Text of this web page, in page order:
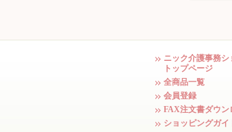
ニック介護事務シ
トップページ
全商品一覧
会員登録
FAX注文書ダウン
ショッピングガイ